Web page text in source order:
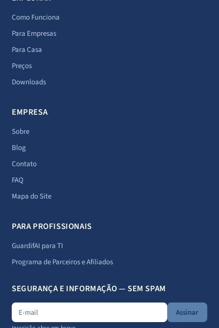
g
r
a
m
t
t
Como Funciona
Para Empresas
Para Casa
Preços
Downloads
EMPRESA
Sobre
Blog
Contato
FAQ
Mapa do Site
PARA PROFISSIONAIS
GuardifAI para TI
Programa de Parceiros e Afiliados
SEGURANÇA E INFORMAÇÃO — SEM SPAM
Assinar